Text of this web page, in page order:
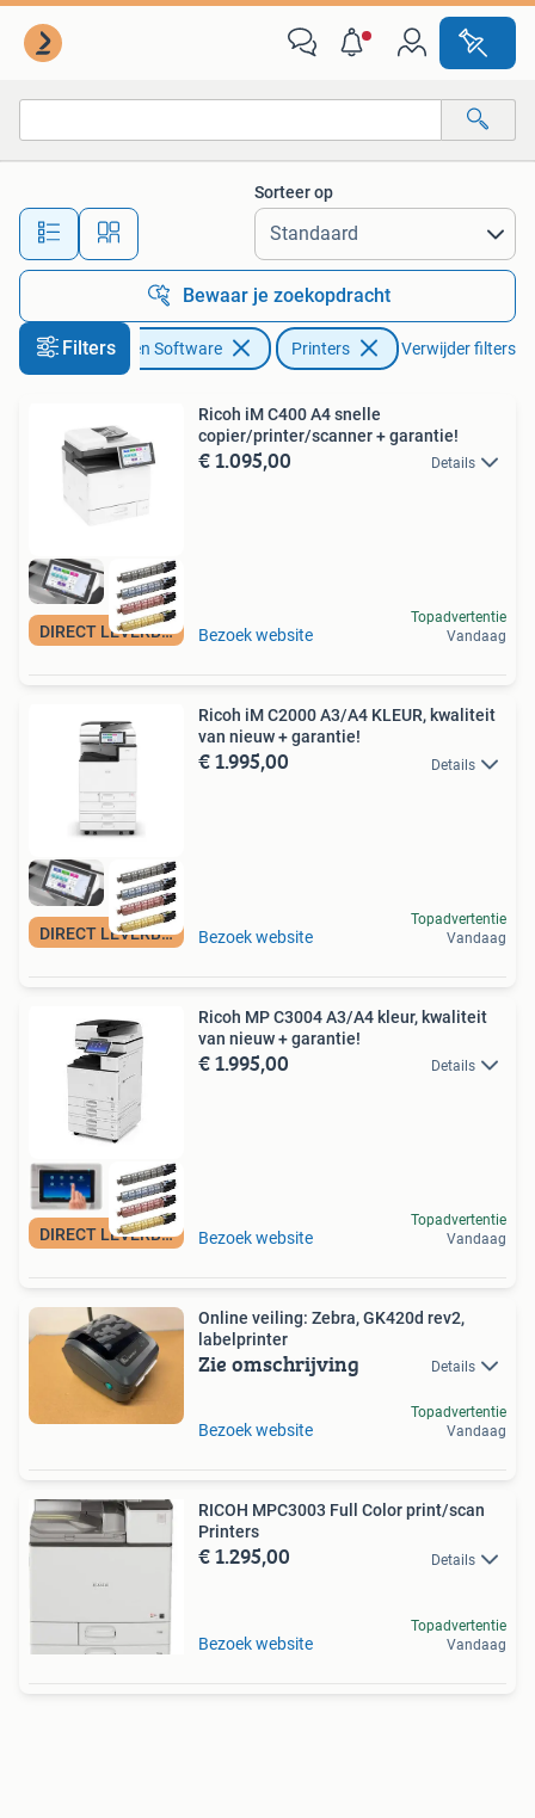
Alle afstanden…
Sorteer op
Bewaar je zoekopdracht
Filters
Computers en Software Printers Verwijder filters
DIRECT LEVERBAAR!
Ricoh iM C400 A4 snelle
copier/printer/scanner + garantie!
€ 1.095,00 Details
Bezoek website
Topadvertentie
Vandaag
DIRECT LEVERBAAR!
Ricoh iM C2000 A3/A4 KLEUR, kwaliteit
van nieuw + garantie!
€ 1.995,00 Details
Bezoek website
Topadvertentie
Vandaag
DIRECT LEVERBAAR!
Ricoh MP C3004 A3/A4 kleur, kwaliteit
van nieuw + garantie!
€ 1.995,00 Details
Bezoek website
Topadvertentie
Vandaag
Online veiling: Zebra, GK420d rev2,
labelprinter
Zie omschrijving Details
Bezoek website
Topadvertentie
Vandaag
RICOH MPC3003 Full Color print/scan
Printers
€ 1.295,00 Details
Bezoek website
Topadvertentie
Vandaag